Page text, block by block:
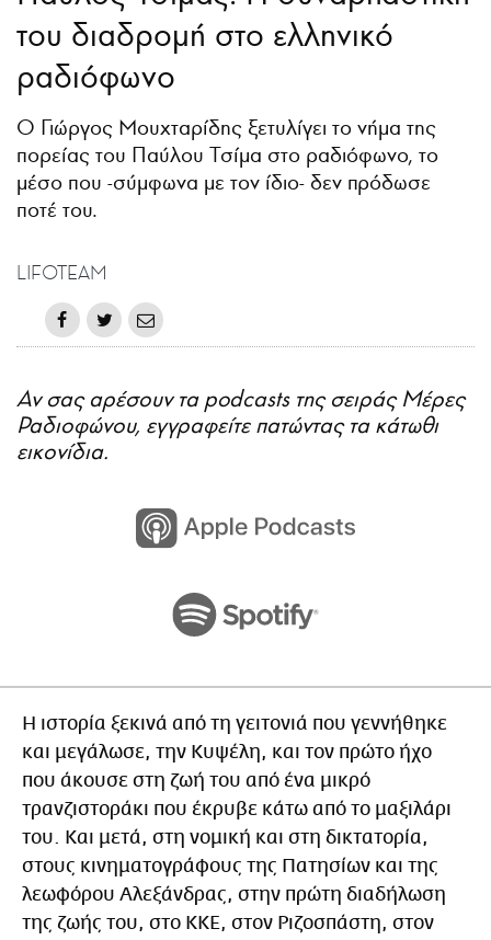
του διαδρομή στο ελληνικό
ραδιόφωνο
O Γιώργος Μουχταρίδης ξετυλίγει το νήμα της
πορείας του Παύλου Τσίμα στο ραδιόφωνο, το
μέσο που -σύμφωνα με τον ίδιο- δεν πρόδωσε
ποτέ του.
LIFOTEAM
Αν σας αρέσουν τα podcasts της σειράς Μέρες
Ραδιοφώνου, εγγραφείτε πατώντας τα κάτωθι
εικονίδια.
Η ιστορία ξεκινά από τη γειτονιά που γεννήθηκε
και μεγάλωσε, την Κυψέλη, και τον πρώτο ήχο
που άκουσε στη ζωή του από ένα μικρό
τρανζιστοράκι που έκρυβε κάτω από το μαξιλάρι
του. Και μετά, στη νομική και στη δικτατορία,
στους κινηματογράφους της Πατησίων και της
λεωφόρου Αλεξάνδρας, στην πρώτη διαδήλωση
της ζωής του, στο ΚΚΕ, στον Ριζοσπάστη, στον